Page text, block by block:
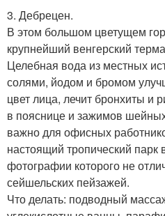
3. Дебрецен.
В этом большом цветущем
крупнейший венгерский
Целебная вода из местных
солями, йодом и бромом
цвет лица, лечит бронхиты и
в пояснице и зажимов
важно для офисных
настоящий тропический парк
фотографии которого не
сейшельских пейзажей.
Что делать: подводный